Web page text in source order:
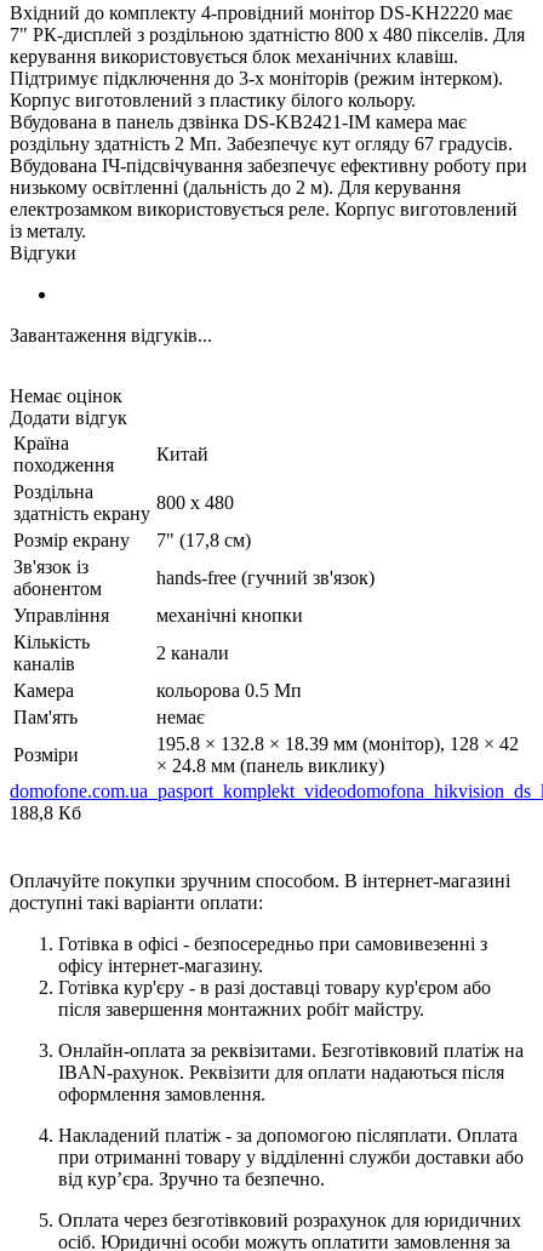
Вхідний до комплекту 4-провідний монітор DS-KH2220 має
7" РК-дисплей з роздільною здатністю 800 х 480 пікселів. Для
керування використовується блок механічних клавіш.
Підтримує підключення до 3-х моніторів (режим інтерком).
Корпус виготовлений з пластику білого кольору.
Вбудована в панель дзвінка DS-KB2421-IM камера має
роздільну здатність 2 Мп. Забезпечує кут огляду 67 градусів.
Вбудована ІЧ-підсвічування забезпечує ефективну роботу при
низькому освітленні (дальність до 2 м). Для керування
електрозамком використовується реле. Корпус виготовлений
із металу.
Відгуки
Завантаження відгуків...
Немає оцінок
Додати відгук
Країна
походження
Китай
Роздільна
здатність екрану
800 х 480
Розмір екрану
7" (17,8 см)
Зв'язок із
абонентом
hands-free (гучний зв'язок)
Управління
механічні кнопки
Кількість
каналів
2 канали
Камера
кольорова 0.5 Мп
Пам'ять
немає
Розміри
195.8 × 132.8 × 18.39 мм (монітор), 128 × 42
× 24.8 мм (панель виклику)
188,8 Кб
Оплачуйте покупки зручним способом. В інтернет-магазині
доступні такі варіанти оплати:
Готівка в офісі - безпосередньо при самовивезенні з
офісу інтернет-магазину.
Готівка кур'єру - в разі доставці товару кур'єром або
після завершення монтажних робіт майстру.
Онлайн-оплата за реквізитами. Безготівковий платіж на
IBAN-рахунок. Реквізити для оплати надаються після
оформлення замовлення.
Накладений платіж - за допомогою післяплати. Оплата
при отриманні товару у відділенні служби доставки або
від кур’єра. Зручно та безпечно.
Оплата через безготівковий розрахунок для юридичних
осіб. Юридичні особи можуть оплатити замовлення за